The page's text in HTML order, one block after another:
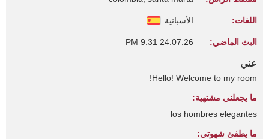
اللغات: الأسبانية
البث الماضي: 24.07.26 9:31 PM
عني
Hello! Welcome to my room!
ما يجعلني مشتهية:
los hombres elegantes
ما يطفئ شهوتي: